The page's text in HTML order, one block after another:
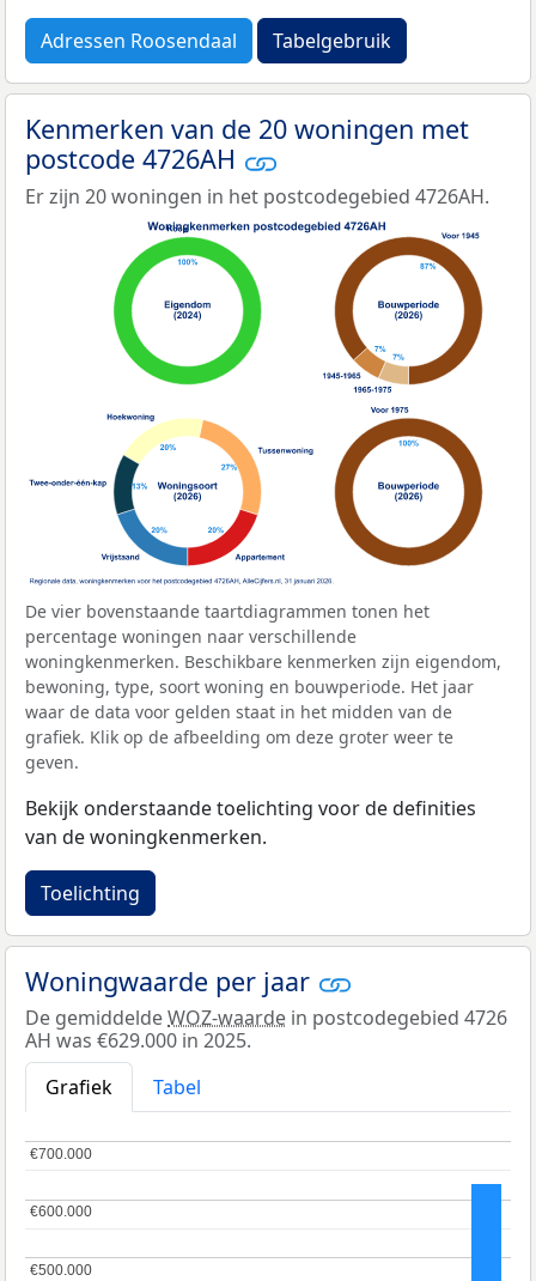
Adressen Roosendaal Tabelgebruik
Kenmerken van de 20 woningen met
postcode 4726AH
Er zijn 20 woningen in het postcodegebied 4726AH.
De vier bovenstaande taartdiagrammen tonen het
percentage woningen naar verschillende
woningkenmerken. Beschikbare kenmerken zijn eigendom,
bewoning, type, soort woning en bouwperiode. Het jaar
waar de data voor gelden staat in het midden van de
grafiek. Klik op de afbeelding om deze groter weer te
geven.
Bekijk onderstaande toelichting voor de definities
van de woningkenmerken.
Toelichting
Woningwaarde per jaar
De gemiddeldeWOZ-waarde in postcodegebied 4726
AH was €629.000 in 2025.
Grafiek
Tabel
€500.000
€500.000
€600.000
€600.000
€700.000
€700.000